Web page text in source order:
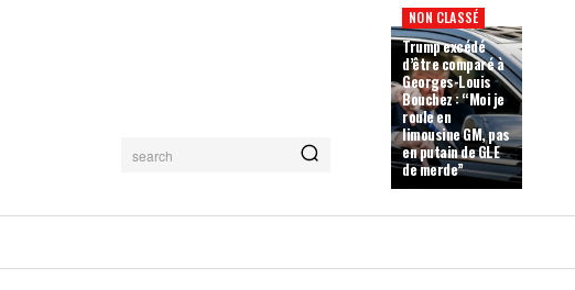
search
NON CLASSÉ
Trump excédé
d’être comparé à
Georges-Louis
Bouchez : “Moi je
roule en
limousine GM, pas
en putain de GLE
de merde”